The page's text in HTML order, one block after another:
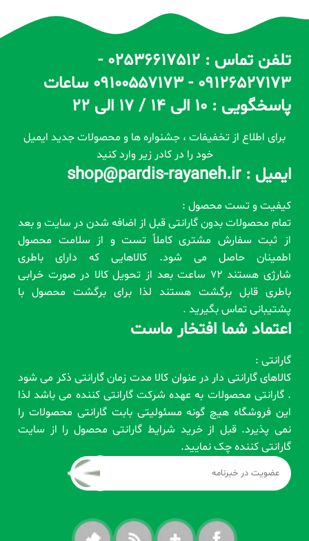
تلفن تماس : 02536617512 -
09126527173 - 09100557173 ساعات
پاسخگویی : 10 الی 14 / 17 الی 22
برای اطلاع از تخفیفات ، جشنواره ها و محصولات جدید ایمیل
خود را در کادر زیر وارد کنید
ایمیل : shop@pardis-rayaneh.ir
کیفیت و تست محصول :
تمام محصولات بدون گارانتی قبل از اضافه شدن در سایت و بعد
از ثبت سفارش مشتری کاملاً تست و از سلامت محصول
اطمینان حاصل می شود. کالاهایی که دارای باطری
شارژی هستند 72 ساعت بعد از تحویل کالا در صورت خرابی
باطری قابل برگشت هستند لذا برای برگشت محصول با
پشتیبانی تماس بگیرید .
اعتماد شما افتخار ماست
گارانتی :
کالاهای گارانتی دار در عنوان کالا مدت زمان گارانتی ذکر می شود
. گارانتی محصولات به عهده شرکت گارانتی کننده می باشد لذا
این فروشگاه هیچ گونه مسئولیتی بابت گارانتی محصولات را
نمی پذیرد. قبل از خرید شرایط گارانتی محصول را از سایت
گارانتی کننده چک نمایید.